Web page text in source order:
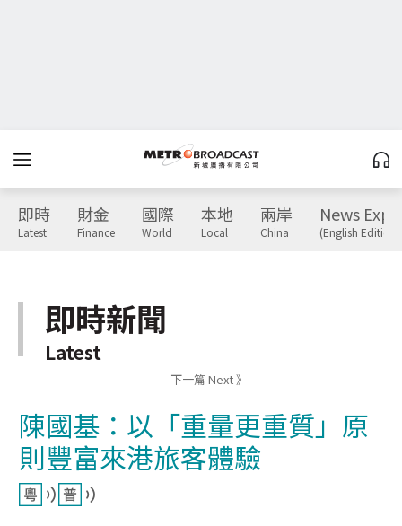
即時
Latest
財金
Finance
國際
World
本地
Local
兩岸
China
News
(English Edition)
即時新聞
Latest
下一篇 Next 》
陳國基：以「重量更重質」原
則豐富來港旅客體驗